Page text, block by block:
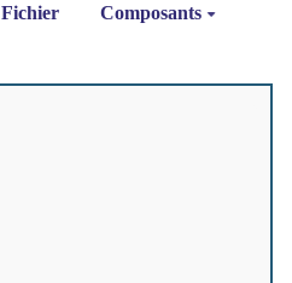
Fichier Composants